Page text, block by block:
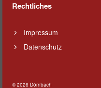
Rechtliches
Impressum
Datenschutz
© 2026 Dörnbach